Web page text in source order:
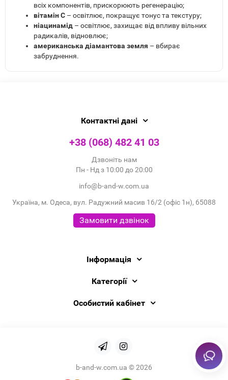
всіх компонентів, прискорюють регенерацію;
вітамін С – освітлює, покращує тонус та текстуру;
ніацинамід – освітлює, захищає від впливу вільних
радикалів, відновлює;
американська діамантова земля – вбирає
забруднення.
Контактні дані
+38 (068) 482 41 03
Дзвоніть нам
Пн - Нд з 10:00 до 20:00
info@b-and-w.com.ua
Україна, м. Одеса, вул. Радужний масив 16/2 (офіс 1н), 65088
Замовити дзвінок
Інформація
Категорії
Особистий кабінет
b-and-w.com.ua © 2026